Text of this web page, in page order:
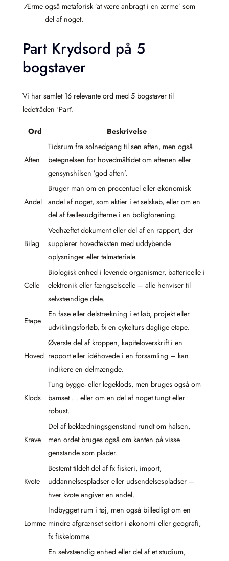
Ærme også metaforisk ’at være anbragt i en ærme’ som
del af noget.
Part Krydsord på 5
bogstaver
Vi har samlet 16 relevante ord med 5 bogstaver til
ledetråden ‘Part’.
Ord Beskrivelse
Aften
Tidsrum fra solnedgang til sen aften, men også
betegnelsen for hovedmåltidet om aftenen eller
gensynshilsen ’god aften’.
Andel
Bruger man om en procentuel eller økonomisk
andel af noget, som aktier i et selskab, eller om en
del af fællesudgifterne i en boligforening.
Bilag
Vedhæftet dokument eller del af en rapport, der
supplerer hovedteksten med uddybende
oplysninger eller talmateriale.
Celle
Biologisk enhed i levende organismer, battericelle i
elektronik eller fængselscelle – alle henviser til
selvstændige dele.
Etape
En fase eller delstrækning i et løb, projekt eller
udviklingsforløb, fx en cykelturs daglige etape.
Hoved
Øverste del af kroppen, kapiteloverskrift i en
rapport eller idéhovede i en forsamling – kan
indikere en delmængde.
Klods
Tung bygge- eller legeklods, men bruges også om
bamset … eller om en del af noget tungt eller
robust.
Krave
Del af beklædningsgenstand rundt om halsen,
men ordet bruges også om kanten på visse
genstande som plader.
Kvote
Bestemt tildelt del af fx fiskeri, import,
uddannelsespladser eller udsendelsespladser –
hver kvote angiver en andel.
Lomme
Indbygget rum i tøj, men også billedligt om en
mindre afgrænset sektor i økonomi eller geografi,
fx fiskelomme.
En selvstændig enhed eller del af et studium,